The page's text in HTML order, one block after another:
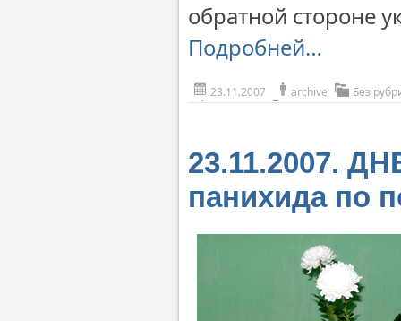
обратной стороне
Подробней…
23.11.2007 archive Без
23.11.2007.
панихида по